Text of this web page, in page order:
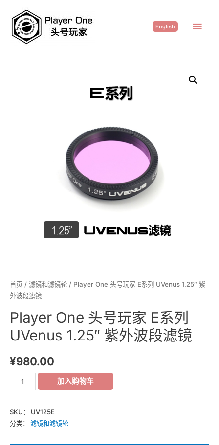
English
首页 / 滤镜和滤镜轮 / Player One 头号玩家 E系列 UVenus 1.25″ 紫
外波段滤镜
Player One 头号玩家 E系列
UVenus 1.25″ 紫外波段滤镜
¥980.00
加入购物车
SKU： UV125E
分类： 滤镜和滤镜轮